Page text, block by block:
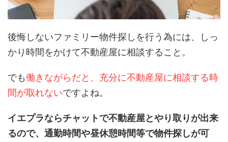
後悔しないファミリー物件探しを行う為には、しっ
かり時間をかけて不動産屋に相談すること。
でも働きながらだと、充分に不動産屋に相談する時
間が取れないですよね。
イエプラならチャットで不動産屋とやり取りが出来
るので、通勤時間や昼休憩時間等で物件探しが可